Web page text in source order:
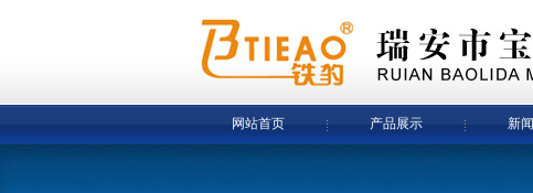
网站首页 产品展示 新